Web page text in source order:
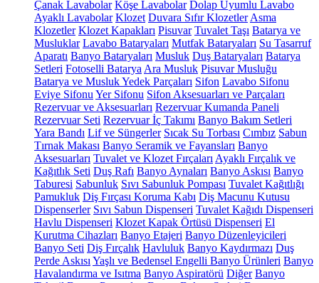
Çanak Lavabolar Köşe Lavabolar Dolap Uyumlu Lavabo
Ayaklı Lavabolar Klozet Duvara Sıfır Klozetler Asma
Klozetler Klozet Kapakları Pisuvar Tuvalet Taşı Batarya ve
Musluklar Lavabo Bataryaları Mutfak Bataryaları Su Tasarruf
Aparatı Banyo Bataryaları Musluk Duş Bataryaları Batarya
Setleri Fotoselli Batarya Ara Musluk Pisuvar Musluğu
Batarya ve Musluk Yedek Parçaları Sifon Lavabo Sifonu
Eviye Sifonu Yer Sifonu Sifon Aksesuarları ve Parçaları
Rezervuar ve Aksesuarları Rezervuar Kumanda Paneli
Rezervuar Seti Rezervuar İç Takımı Banyo Bakım Setleri
Yara Bandı Lif ve Süngerler Sıcak Su Torbası Cımbız Sabun
Tırnak Makası Banyo Seramik ve Fayansları Banyo
Aksesuarları Tuvalet ve Klozet Fırçaları Ayaklı Fırçalık ve
Kağıtlık Seti Duş Rafı Banyo Aynaları Banyo Askısı Banyo
Taburesi Sabunluk Sıvı Sabunluk Pompası Tuvalet Kağıtlığı
Pamukluk Diş Fırçası Koruma Kabı Diş Macunu Kutusu
Dispenserler Sıvı Sabun Dispenseri Tuvalet Kağıdı Dispenseri
Havlu Dispenseri Klozet Kapak Örtüsü Dispenseri El
Kurutma Cihazları Banyo Etajeri Banyo Düzenleyicileri
Banyo Seti Diş Fırçalık Havluluk Banyo Kaydırmazı Duş
Perde Askısı Yaşlı ve Bedensel Engelli Banyo Ürünleri Banyo
Havalandırma ve Isıtma Banyo Aspiratörü Diğer Banyo